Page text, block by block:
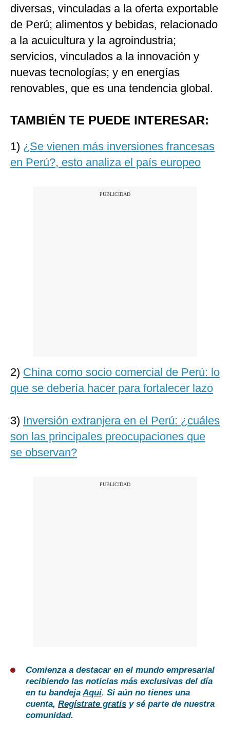
diversas, vinculadas a la oferta exportable
de Perú; alimentos y bebidas, relacionado
a la acuicultura y la agroindustria;
servicios, vinculados a la innovación y
nuevas tecnologías; y en energías
renovables, que es una tendencia global.
TAMBIÉN TE PUEDE INTERESAR:
1) ¿Se vienen más inversiones francesas
en Perú?, esto analiza el país europeo
2) China como socio comercial de Perú: lo
que se debería hacer para fortalecer lazo
3) Inversión extranjera en el Perú: ¿cuáles
son las principales preocupaciones que
se observan?
Comienza a destacar en el mundo empresarial
recibiendo las noticias más exclusivas del día
en tu bandejaAquí. Si aún no tienes una
cuenta, Regístrate gratis y sé parte de nuestra
comunidad.